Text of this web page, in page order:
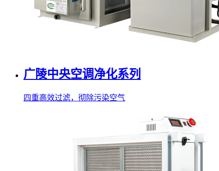
广陵中央空调净化系列
四重高效过滤，彻除污染空气